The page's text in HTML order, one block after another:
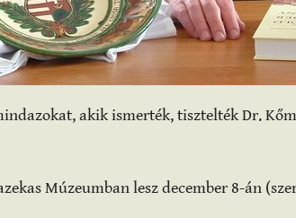
akik ismerték, tisztelték Dr.
Múzeumban lesz december 8-án